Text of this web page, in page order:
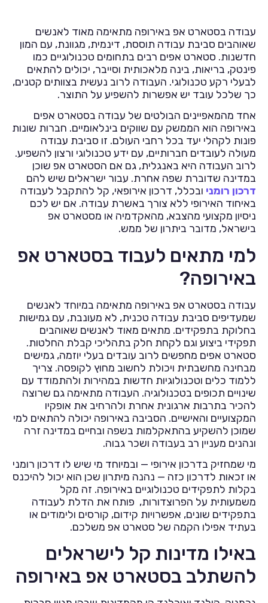
עבודה בסטארט אפ באירופה מתאימה מאוד לאנשים
שאוהבים סביבת עבודה תוססת, דינמית, מגוונת, עם המון
חדשנות. סטארט אפים רבים בתחומים טכנולוגיים כמו
פינטק, בריאות, בינה מלאכותית וסייבר, יכולים להתאים
לבעלי רקע טכנולוגי. העבודה לרוב נעשית בצוותים קטנים,
כך שלכל עובד יש אפשרות להשפיע על התוצר.
אחד מהמאפיינים הבולטים של עבודה בסטארט אפים
באירופה הוא הממשק עם שווקים בינלאומיים. חברות שונות
פונות לקהלי יעד בכל רחבי העולם. זו סביבת עבודה
מעולה לעובדים חברותיים, עם ידע טכנולוגי ורצון להשפיע.
לרוב העבודה היא באנגלית, גם אם הסטארט אפ שוכן
במדינה שדוברת שפה אחרת. עבור ישראלים שיש להם
דרכון רומני ובכלל, דרכון אירופאי, קל להתקבל לעבודה
באיחוד האירופי ללא צורך באשרת עבודה. אם יש לכם
ניסיון מקצועי מהצבא, מהאקדמיה או מסטארט אפ
בישראל, מדובר ביתרון של ממש.
למי מתאים לעבוד בסטארט אפ
באירופה?
עבודה בסטארט אפ באירופה מתאימה במיוחד לאנשים
שמעדיפים סביבת עבודה טכנית, לא מעונבת, עם גמישות
בחלוקת בתפקידים. מתאים מאוד לאנשים שאוהבים
תפקידי ביצוע וגם לקחת חלק בתהליכי קבלת החלטות.
סטארט אפים מחפשים לרוב עובדים בעלי יוזמה, גמישים
מבחינה מחשבתית ויכולת לחשוב מחוץ לקופסה. צריך
ללמוד כלים וטכנולוגיות חדשות במהירות ולהתמודד עם
שינויים תכופים בטכנולוגיה. העבודה מתאימה גם שרוצה
להכיר בתרבות ארגונית אחרת ולהרחיב את אופקיו
המקצועיים והאישיים. הסביבה באירופה יכולה להתאים למי
שמוכן להשקיע בהתאקלמות בשפה ובחיים במדינה זרה
ונהנים מעניין רב בעבודה ושכר גבוה.
מי שמחזיק בדרכון אירופי — ובמיוחד מי שיש לו דרכון רומני
או זכאות לדרכון כזה — נהנה מיתרון שכן הוא יכול להיכנס
בקלות לתפקידים טכנולוגיים באירופה. זה מקל
משמעותית על הפרוצדורות, פותח את הדלת לעבודה
בתפקידים שונים, אפשרויות קידום, קורסים ולימודים או
בעתיד אפילו הקמה של סטארט אפ משלכם.
באילו מדינות קל לישראלים
להשתלב בסטארט אפ באירופה